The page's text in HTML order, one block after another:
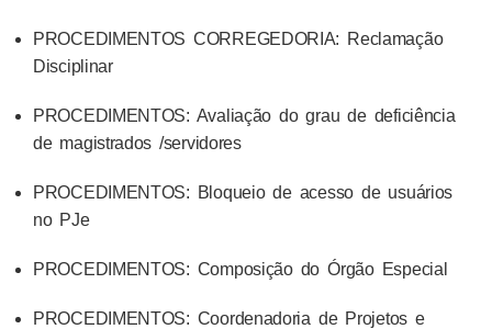
PROCEDIMENTOS CORREGEDORIA: Reclamação
Disciplinar
PROCEDIMENTOS: Avaliação do grau de deficiência
de magistrados /servidores
PROCEDIMENTOS: Bloqueio de acesso de usuários
no PJe
PROCEDIMENTOS: Composição do Órgão Especial
PROCEDIMENTOS: Coordenadoria de Projetos e